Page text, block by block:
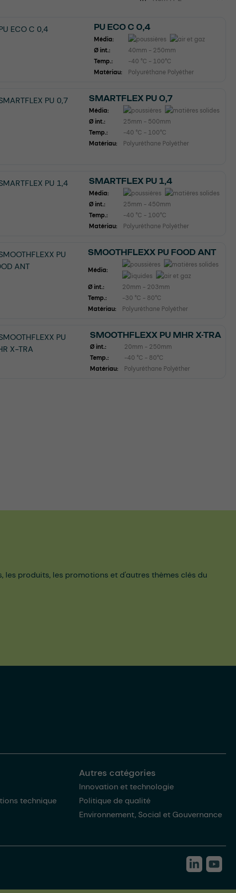
PU ECO C 0,4
Média:
Ø int.:
40mm - 250mm
Temp.:
-40 °C - 100°C
Matériau:
Polyuréthane Polyéther
SMARTFLEX PU 0,7
Média:
Ø int.:
25mm - 500mm
Temp.:
-40 °C - 100°C
Matériau:
Polyuréthane Polyéther
SMARTFLEX PU 1,4
Média:
Ø int.:
25mm - 450mm
Temp.:
-40 °C - 100°C
Matériau:
Polyuréthane Polyéther
SMOOTHFLEXX PU FOOD ANT
Média:
Ø int.:
20mm - 203mm
Temp.:
-30 °C - 80°C
Matériau:
Polyuréthane Polyéther
SMOOTHFLEXX PU MHR X-TRA
Ø int.:
20mm - 250mm
Temp.:
-40 °C - 80°C
Matériau:
Polyuréthane Polyéther
les produits, les promotions et d'autres thèmes clés du
technique
Autres catégories
Innovation et technologie
Politique de qualité
Environnement, Social et Gouvernance